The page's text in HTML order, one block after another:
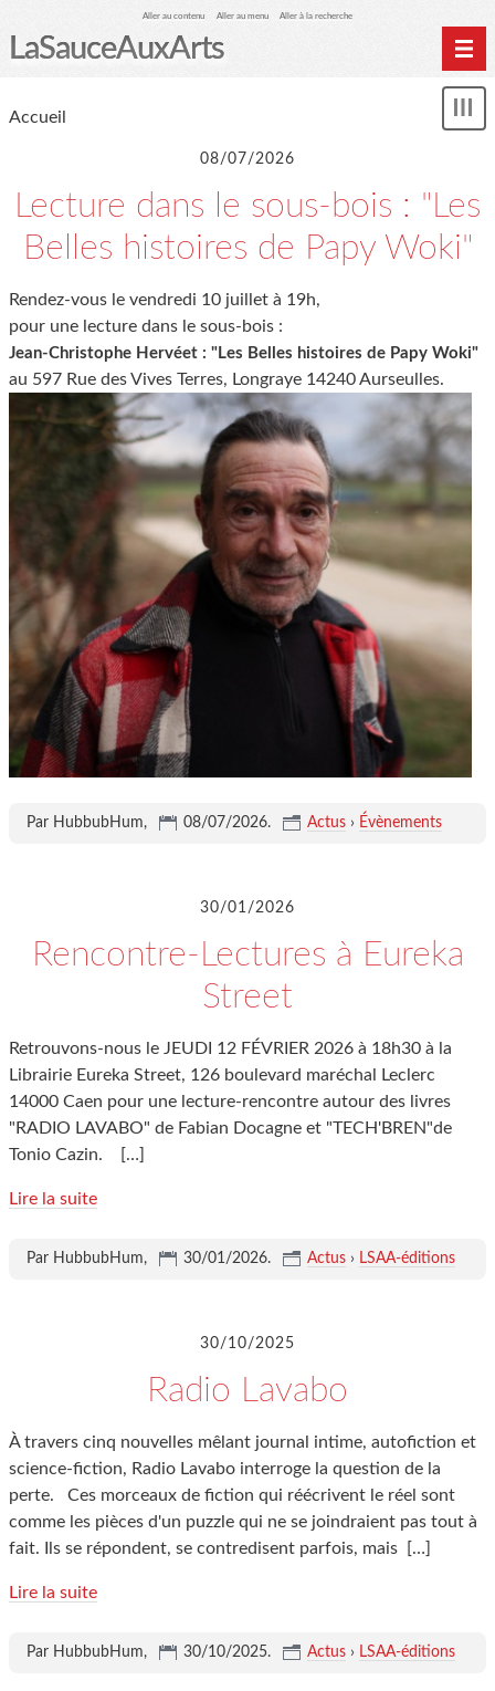
Aller au contenu Aller au menu Aller à la recherche
LaSauceAuxArts
Agenda
SHOP
marmiteSonore
Évènements
L'association LSAA
Accueil
08/07/2026
Lecture dans le sous-bois : "Les
Belles histoires de Papy Woki"
Rendez-vous le vendredi 10 juillet à 19h,
pour une lecture dans le sous-bois :
Jean-Christophe Hervéet : "Les Belles histoires de Papy Woki"
au 597 Rue des Vives Terres, Longraye 14240 Aurseulles.
Par HubbubHum, 08/07/2026. Actus› Évènements
30/01/2026
Rencontre-Lectures à Eureka
Street
Retrouvons-nous le JEUDI 12 FÉVRIER 2026 à 18h30 à la
Librairie Eureka Street, 126 boulevard maréchal Leclerc
14000 Caen pour une lecture-rencontre autour des livres
"RADIO LAVABO" de Fabian Docagne et "TECH'BREN"de
Tonio Cazin.
[…]
Lire la suite
Par HubbubHum, 30/01/2026. Actus› LSAA-éditions
30/10/2025
Radio Lavabo
À travers cinq nouvelles mêlant journal intime, autofiction et
science-fiction, Radio Lavabo interroge la question de la
perte. Ces morceaux de fiction qui réécrivent le réel sont
comme les pièces d'un puzzle qui ne se joindraient pas tout à
fait. Ils se répondent, se contredisent parfois, mais
[…]
Lire la suite
Par HubbubHum, 30/10/2025. Actus› LSAA-éditions